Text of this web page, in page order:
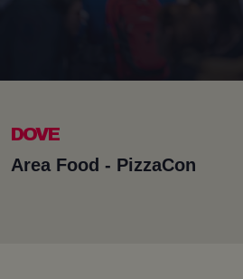
DOVE
Area Food - PizzaCon